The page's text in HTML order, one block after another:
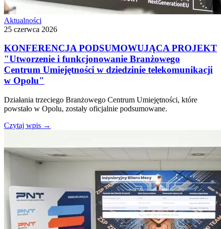
Aktualności
25 czerwca 2026
KONFERENCJA PODSUMOWUJĄCA PROJEKT
"Utworzenie i funkcjonowanie Branżowego
Centrum Umiejętności w dziedzinie telekomunikacji
w Opolu"
Działania trzeciego Branżowego Centrum Umiejętności, które
powstało w Opolu, zostały oficjalnie podsumowane.
Czytaj wpis →